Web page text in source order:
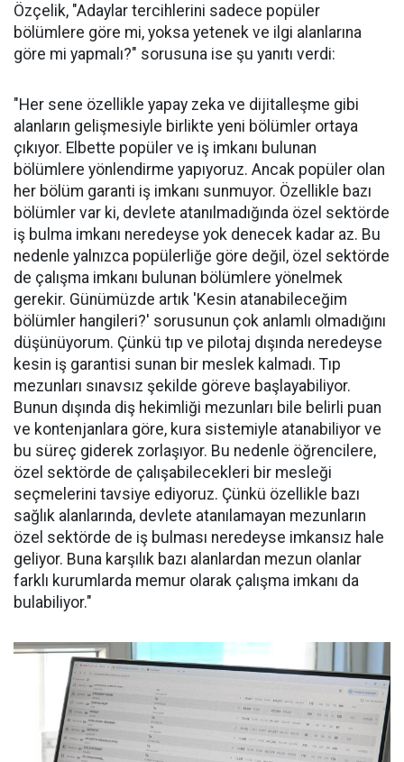
Özçelik, "Adaylar tercihlerini sadece popüler
bölümlere göre mi, yoksa yetenek ve ilgi alanlarına
göre mi yapmalı?" sorusuna ise şu yanıtı verdi:
"Her sene özellikle yapay zeka ve dijitalleşme gibi
alanların gelişmesiyle birlikte yeni bölümler ortaya
çıkıyor. Elbette popüler ve iş imkanı bulunan
bölümlere yönlendirme yapıyoruz. Ancak popüler olan
her bölüm garanti iş imkanı sunmuyor. Özellikle bazı
bölümler var ki, devlete atanılmadığında özel sektörde
iş bulma imkanı neredeyse yok denecek kadar az. Bu
nedenle yalnızca popülerliğe göre değil, özel sektörde
de çalışma imkanı bulunan bölümlere yönelmek
gerekir. Günümüzde artık 'Kesin atanabileceğim
bölümler hangileri?' sorusunun çok anlamlı olmadığını
düşünüyorum. Çünkü tıp ve pilotaj dışında neredeyse
kesin iş garantisi sunan bir meslek kalmadı. Tıp
mezunları sınavsız şekilde göreve başlayabiliyor.
Bunun dışında diş hekimliği mezunları bile belirli puan
ve kontenjanlara göre, kura sistemiyle atanabiliyor ve
bu süreç giderek zorlaşıyor. Bu nedenle öğrencilere,
özel sektörde de çalışabilecekleri bir mesleği
seçmelerini tavsiye ediyoruz. Çünkü özellikle bazı
sağlık alanlarında, devlete atanılamayan mezunların
özel sektörde de iş bulması neredeyse imkansız hale
geliyor. Buna karşılık bazı alanlardan mezun olanlar
farklı kurumlarda memur olarak çalışma imkanı da
bulabiliyor."